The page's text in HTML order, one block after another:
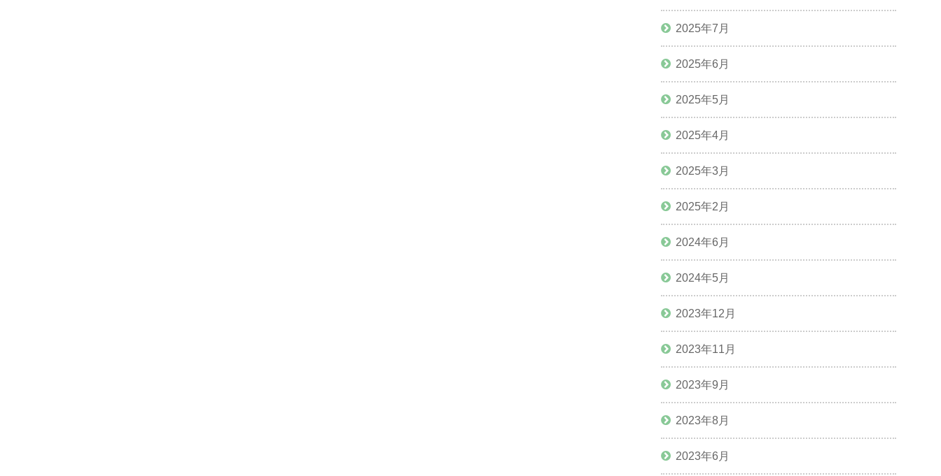
2025年7月
2025年6月
2025年5月
2025年4月
2025年3月
2025年2月
2024年6月
2024年5月
2023年12月
2023年11月
2023年9月
2023年8月
2023年6月